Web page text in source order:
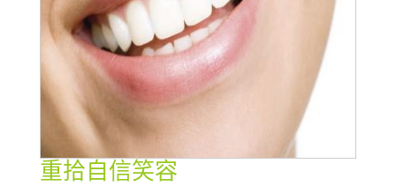
重拾自信笑容